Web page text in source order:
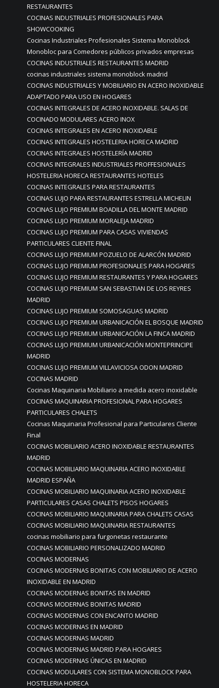
RESTAURANTES
COCINAS INDUSTRIALES PROFESIONALES PARA
SHOWCOOKING
Cocinas Industriales Profesionales Sistema Monoblock
Monobloc para Comedores públicos privados empresas
COCINAS INDUSTRIALES RESTAURANTES MADRID
cocinas industriales sistema monoblock madrid
COCINAS INDUSTRIALES Y MOBILIARIO EN ACERO INOXIDABLE
ADAPTADO PARA USO EN HOGARES
COCINAS INTEGRALES DE ACERO INOXIDABLE. SALAS DE
COCINADO MODULARES ACERO INOX
COCINAS INTEGRALES EN ACERO INOXIDABLE
COCINAS INTEGRALES HOSTELERIA HORECA MADRID
COCINAS INTEGRALES HOSTELERÍA MADRID
COCINAS INTEGRALES INDUSTRIALES PROFFESIONALES
HOSTELERIA HORECA RESTAURANTES HOTELES
COCINAS INTEGRALES PARA RESTAURANTES
COCINAS LUJO PARA RESTAURANTES ESTRELLA MICHELIN
COCINAS LUJO PREMIUM BOADILLA DEL MONTE MADRID
COCINAS LUJO PREMIUM MORALEJA MADRID
COCINAS LUJO PREMIUM PARA CASAS VIVIENDAS
PARTICULARES CLIENTE FINAL
COCINAS LUJO PREMIUM POZUELO DE ALARCÓN MADRID
COCINAS LUJO PREMIUM PROFESIONALES PARA HOGARES
COCINAS LUJO PREMIUM RESTAURANTES Y PARA HOGARES
COCINAS LUJO PREMIUM SAN SEBASTIAN DE LOS REYRES
MADRID
COCINAS LUJO PREMIUM SOMOSAGUAS MADRID
COCINAS LUJO PREMIUM URBANICACIÓN EL BOSQUE MADRID
COCINAS LUJO PREMIUM URBANICACIÓN LA FINCA MADRID
COCINAS LUJO PREMIUM URBANICACIÓN MONTEPRINCIPE
MADRID
COCINAS LUJO PREMIUM VILLAVICIOSA ODON MADRID
COCINAS MADRID
Cocinas Maquinaria Mobiliario a medida acero inoxidable
COCINAS MAQUINARIA PROFESIONAL PARA HOGARES
PARTICULARES CHALETS
Cocinas Maquinaria Profesional para Particulares Cliente
Final
COCINAS MOBILIARIO ACERO INOXIDABLE RESTAURANTES
MADRID
COCINAS MOBILIARIO MAQUINARIA ACERO INOXIDABLE
MADRID ESPAÑA
COCINAS MOBILIARIO MAQUINARIA ACERO INOXIDABLE
PARTICULARES CASAS CHALETS PISOS HOGARES
COCINAS MOBILIARIO MAQUINARIA PARA CHALETS CASAS
COCINAS MOBILIARIO MAQUINARIA RESTAURANTES
cocinas mobiliario para furgonetas restaurante
COCINAS MOBILIARIO PERSONALIZADO MADRID
COCINAS MODERNAS
COCINAS MODERNAS BONITAS CON MOBILIARIO DE ACERO
INOXIDABLE EN MADRID
COCINAS MODERNAS BONITAS EN MADRID
COCINAS MODERNAS BONITAS MADRID
COCINAS MODERNAS CON ENCANTO MADRID
COCINAS MODERNAS EN MADRID
COCINAS MODERNAS MADRID
COCINAS MODERNAS MADRID PARA HOGARES
COCINAS MODERNAS ÚNICAS EN MADRID
COCINAS MODULARES CON SISTEMA MONOBLOCK PARA
HOSTELERIA HORECA